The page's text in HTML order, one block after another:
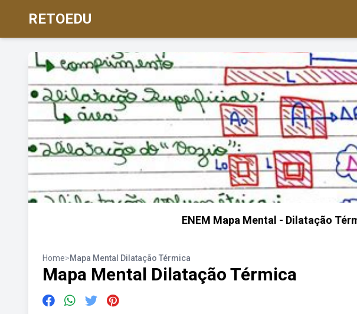
RETOEDU
ENEM Mapa Mental - Dilatação
Home>Mapa Mental Dilatação Térmica
Mapa Mental Dilatação Térmica